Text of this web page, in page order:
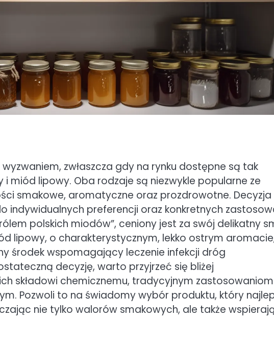
zwłaszcza gdy na rynku dostępne są tak
miód lipowy. Oba rodzaje są niezwykle popularne ze
smakowe, aromatyczne oraz prozdrowotne. Decyzja
indywidualnych preferencji oraz konkretnych
polskich miodów”, ceniony jest za swój delikatny
lipowy, o charakterystycznym, lekko ostrym
środek wspomagający leczenie infekcji dróg
decyzję, warto przyjrzeć się bliżej
składowi chemicznemu, tradycyjnym
Pozwoli to na świadomy wybór produktu, który
nie tylko walorów smakowych, ale także